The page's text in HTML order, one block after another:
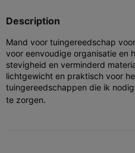
Description
Mand voor tuingereedschap
voor eenvoudige organisatie en
stevigheid en verminderd
lichtgewicht en praktisch voor
tuingereedschappen die ik
te zorgen.